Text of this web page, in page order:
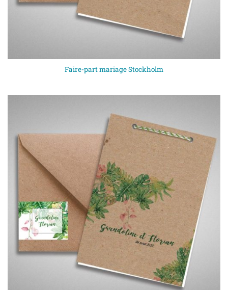
Faire-part mariage Stockholm